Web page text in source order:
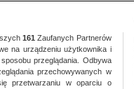
161 Zaufanych Partnerów
na urządzeniu użytkownika i
przeglądania. Odbywa
przechowywanych w
przetwarzaniu w oparciu o